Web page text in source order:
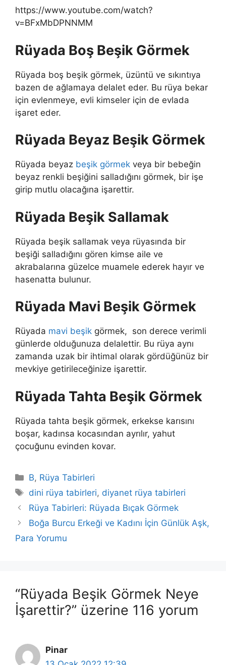
https://www.youtube.com/watch?
v=BFxMbDPNNMM
Rüyada Boş Beşik Görmek
Rüyada boş beşik görmek, üzüntü ve sıkıntıya
bazen de ağlamaya delalet eder. Bu rüya bekar
için evlenmeye, evli kimseler için de evlada
işaret eder.
Rüyada Beyaz Beşik Görmek
Rüyada beyaz beşik görmek veya bir bebeğin
beyaz renkli beşiğini salladığını görmek, bir işe
girip mutlu olacağına işarettir.
Rüyada Beşik Sallamak
Rüyada beşik sallamak veya rüyasında bir
beşiği salladığını gören kimse aile ve
akrabalarına güzelce muamele ederek hayır ve
hasenatta bulunur.
Rüyada Mavi Beşik Görmek
Rüyada mavi beşik görmek, son derece verimli
günlerde olduğunuza delalettir. Bu rüya aynı
zamanda uzak bir ihtimal olarak gördüğünüz bir
mevkiye getirileceğinize işarettir.
Rüyada Tahta Beşik Görmek
Rüyada tahta beşik görmek, erkekse karısını
boşar, kadınsa kocasından ayrılır, yahut
çocuğunu evinden kovar.
Kategoriler
B, Rüya Tabirleri
Etiketler
dini rüya tabirleri, diyanet rüya tabirleri
Rüya Tabirleri: Rüyada Bıçak Görmek
Boğa Burcu Erkeği ve Kadını İçin Günlük Aşk,
Para Yorumu
“Rüyada Beşik Görmek Neye
İşarettir?” üzerine 116 yorum
Pinar